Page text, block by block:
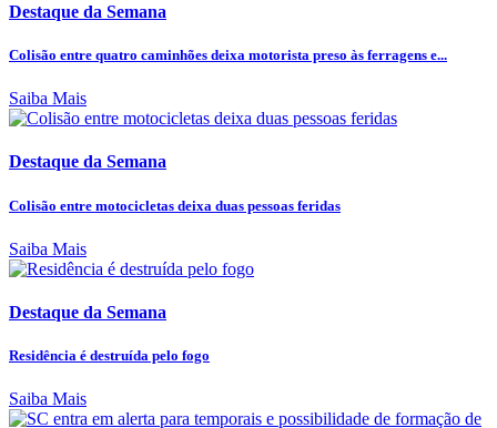
Destaque da Semana
Colisão entre quatro caminhões deixa motorista preso às ferragens e...
Saiba Mais
Destaque da Semana
Colisão entre motocicletas deixa duas pessoas feridas
Saiba Mais
Destaque da Semana
Residência é destruída pelo fogo
Saiba Mais